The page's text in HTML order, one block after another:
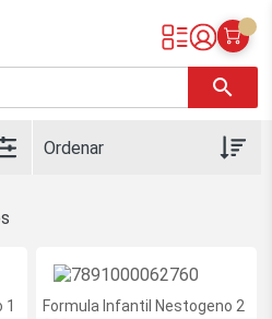
Online
search
Formula Infantil Nestogeno 2